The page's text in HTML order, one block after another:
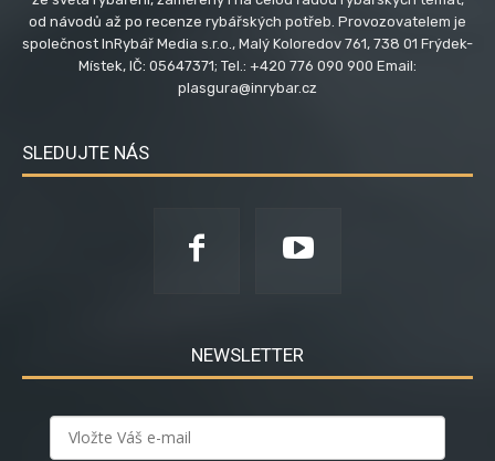
od návodů až po recenze rybářských potřeb. Provozovatelem je
společnost InRybář Media s.r.o., Malý Koloredov 761, 738 01 Frýdek-
Místek, IČ: 05647371; Tel.: +420 776 090 900 Email:
plasgura@inrybar.cz
SLEDUJTE NÁS
NEWSLETTER